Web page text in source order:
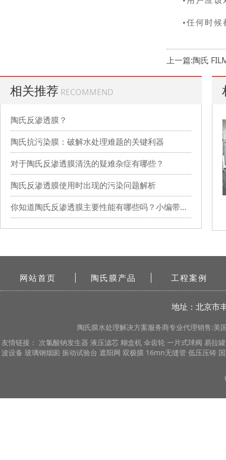
•任何时
上一篇:陶氏
相关推荐 RECOMMEND
陶氏反渗透膜？
陶氏抗污染膜：破解水处理难题的关键利器
对于陶氏反渗透膜清洗的疑难杂症有哪些？
陶氏反渗透膜使用时出现的污染问题解析
你知道陶氏反渗透膜主要性能有哪些吗？小编带你详细了解
网站首页 陶氏膜产品 工程案例
地址：北京市
陶氏膜水处理解决方案服务商专业代理销售:美
友情链接： 次氯酸钠发生器 液压滤芯 糊盒机 伞齿轮 一片式球阀 易拉
波设备 玻璃钢烟囱 振动试验台 遮阳网 双极膜 16mn无缝管 低压压铸